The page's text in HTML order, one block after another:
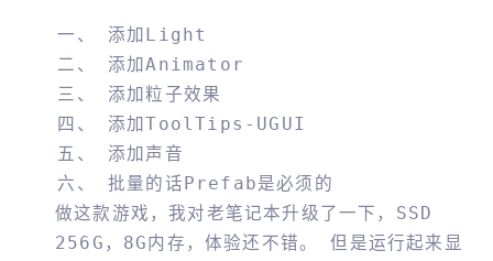
添加light
添加Animator
添加粒子效果
添加ToolTips-UGUI
添加声音
批量的话Prefab是必须的
做这款游戏，我对老笔记本升级了一下，SSD
256G，8G内存，体验还不错。 但是运行起来显